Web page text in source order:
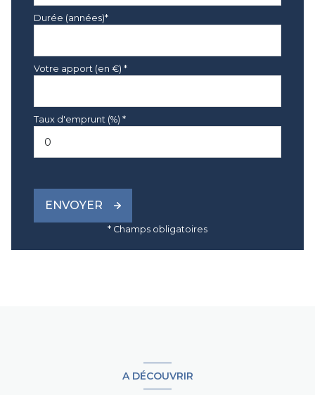
Durée (années)*
Votre apport (en €) *
Taux d'emprunt (%) *
ENVOYER
* Champs obligatoires
A DÉCOUVRIR